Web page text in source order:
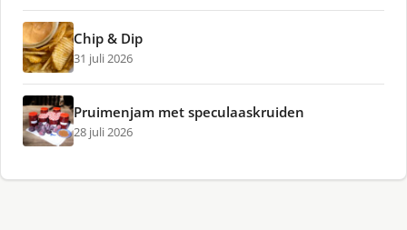
Chip & Dip
31 juli 2026
Pruimenjam met speculaaskruiden
28 juli 2026